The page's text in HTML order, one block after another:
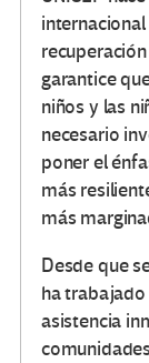
garantice
niños y las
necesario
poner el
más
más
Desde que
ha
asistencia